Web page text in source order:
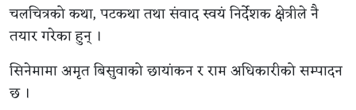
चलचित्रको कथा, पटकथा तथा संवाद स्वयं निर्देशक क्षेत्रीले नै
तयार गरेका हुन् ।
सिनेमामा अमृत बिसुवाको छायांकन र राम अधिकारीको सम्पादन
छ ।